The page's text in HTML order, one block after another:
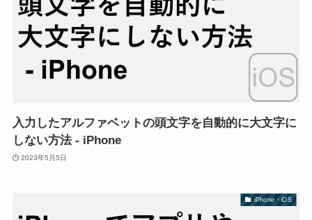
入力したアルファベットの頭文字を自動的に大文字に
しない方法 - iPhone
2023年5月5日
iPhone・iOS